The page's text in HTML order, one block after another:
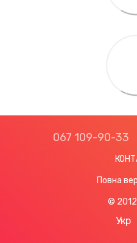
067 109-90-33
Повна
©
Укр